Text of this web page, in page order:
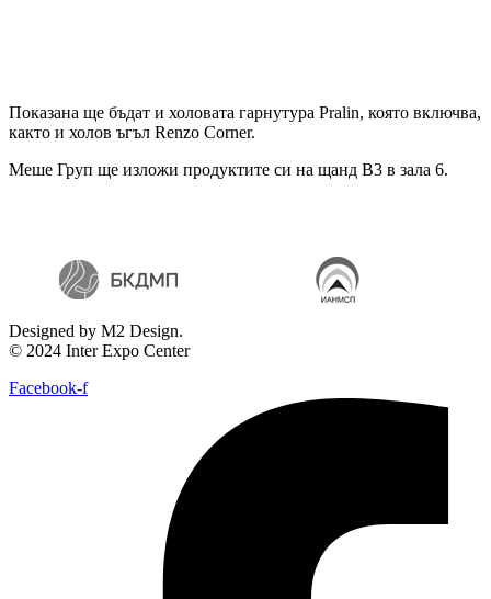
Показана ще бъдат и холовата гарнутура Pralin, която включва,
както и холов ъгъл Renzo Corner.
Меше Груп ще изложи продуктите си на щанд В3 в зала 6.
Designed by M2 Design.
© 2024 Inter Expo Center
Facebook-f